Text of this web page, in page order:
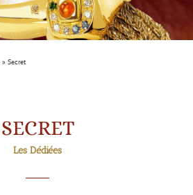
Secret
SECRET
Les Dédiées